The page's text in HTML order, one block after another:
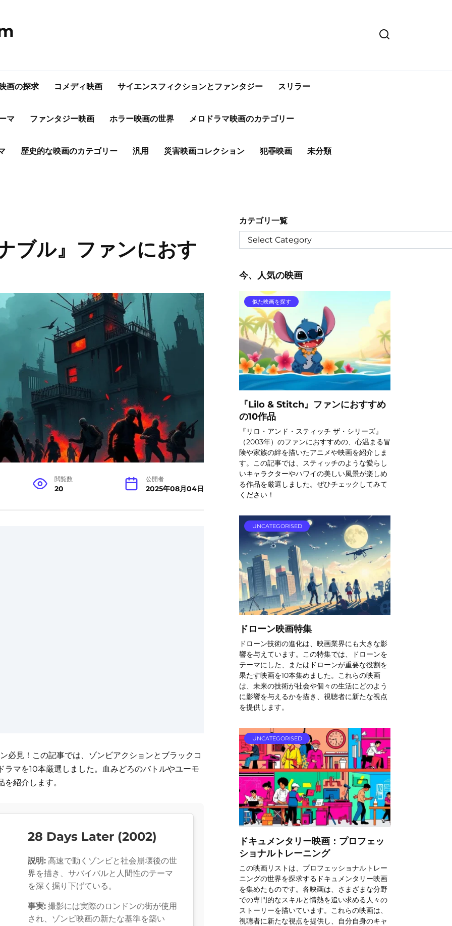
画の探求 コメディ映画 サイエンスフィクションとファンタジー スリラー
マ ファンタジー映画 ホラー映画の世界 メロドラマ映画のカテゴリー
歴史的な映画のカテゴリー 汎用 災害映画コレクション 犯罪映画 未分類
ブル』ファンにおす
閲覧数
20
公開者
2025年08月04日
必見！この記事では、ゾンビアクションとブラックコ
マを10本厳選しました。血みどろのバトルやユーモ
紹介します。
28 Days Later (2002)
説明: 高速で動くゾンビと社会崩壊後の世
界を描き、サバイバルと人間性のテーマ
を深く掘り下げている。
事実: 撮影には実際のロンドンの街が使用
され、ゾンビ映画の新たな基準を築い
カテゴリ一覧
今、人気の映画
似た映画を探す
『Lilo & Stitch』ファンにおすすめ
の10作品
『リロ・アンド・スティッチ ザ・シリーズ』
（2003年）のファンにおすすめの、心温まる冒
険や家族の絆を描いたアニメや映画を紹介しま
す。この記事では、スティッチのような愛らし
いキャラクターやハワイの美しい風景が楽しめ
る作品を厳選しました。ぜひチェックしてみて
ください！
UNCATEGORISED
ドローン映画特集
ドローン技術の進化は、映画業界にも大きな影
響を与えています。この特集では、ドローンを
テーマにした、またはドローンが重要な役割を
果たす映画を10本集めました。これらの映画
は、未来の技術が社会や個々の生活にどのよう
に影響を与えるかを描き、視聴者に新たな視点
を提供します。
UNCATEGORISED
ドキュメンタリー映画：プロフェッ
ショナルトレーニング
この映画リストは、プロフェッショナルトレー
ニングの世界を探求するドキュメンタリー映画
を集めたものです。各映画は、さまざまな分野
での専門的なスキルと情熱を追い求める人々の
ストーリーを描いています。これらの映画は、
視聴者に新たな視点を提供し、自分自身のキャ